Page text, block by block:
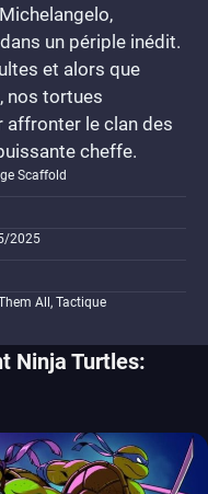
un périple inédit.
et alors que
nos tortues
affronter le clan des
cheffe.
Scaffold
2025
All, Tactique
Ninja Turtles: